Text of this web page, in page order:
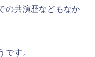
の共演歴などもなか
です。